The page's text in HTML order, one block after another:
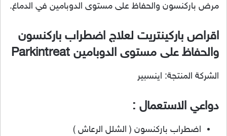
مرض باركنسون والحفاظ على مستوى الدوبامين في الدماغ.
اقراص باركينتريت لعلاج اضطراب باركنسون
والحفاظ على مستوى الدوبامين Parkintreat
الشركة المنتجة: اينسبير
دواعي الاستعمال :
اضطراب باركنسون ( الشلل الرعاش )